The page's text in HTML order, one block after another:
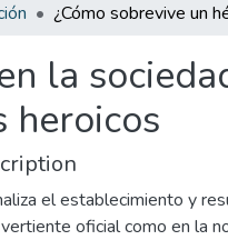
la
heroicos
el establecimiento y
oficial como en la